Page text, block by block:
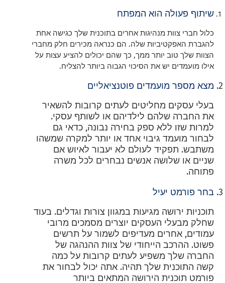
שיתוף פעולה הוא המפתח
כלול חברי צוות מנהיגות אחרים בתוכנית שלך כגישה אחת
להגברת האפקטיביות שלה. הם כנראה מכירים חלק מחברי
הצוות שלך טוב יותר ממך, כך שהם יכולים להציע עצות על
אילו מועמדים יש את הסיכוי הגבוה ביותר להצליח.
מצא מספר מועמדים פוטנציאליים
בעלי עסקים מחליטים לעתים קרובות להשאיר
את החברה שלהם לילדיהם או לשותף עסקי.
למרות שזו ללא ספק בחירה נבונה, כדאי גם
לבחור מועמד גיבוי אחד או יותר למקרה שמשהו
משתבש. תפקיד לעולם לא יעבור לאיוש אם
שניים או שלושה אנשים נבחרים לכל משרה
פתוחה.
בחר פורמט יעיל
תוכניות ירושה מגיעות במגוון צורות וגדלים. בעוד
שחלק מבעלי העסקים יוצרים מסמכים מרובי
עמודים, אחרים מעדיפים לשמור על תרשים
פשוט. ההרכב הייחודי של צוות ההנהגה של
החברה שלך משפיע לעתים קרובות על כמה
קשה התוכנית שלך תהיה. אתה יכול לבחור את
פורמט תוכנית הירושה המתאים ביותר